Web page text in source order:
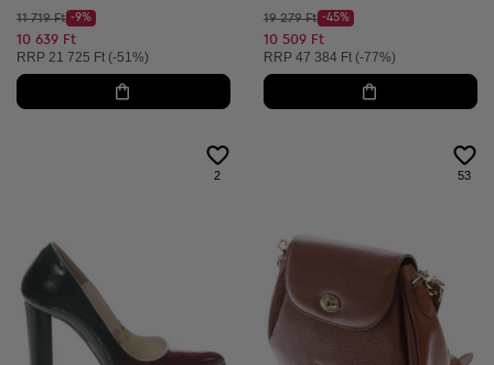
Kezdő ár:
11 719 Ft
Discount Price:
-9%
Csökkentett ár:
10 639 Ft
Ajánlott ár:
RRP 21 725 Ft (-51%)
Kezdő ár:
19 279 Ft
Discount Price:
-45%
Csökkentett ár:
10 509 Ft
Ajánlott ár:
RRP 47 384 Ft (-77%)
2 53